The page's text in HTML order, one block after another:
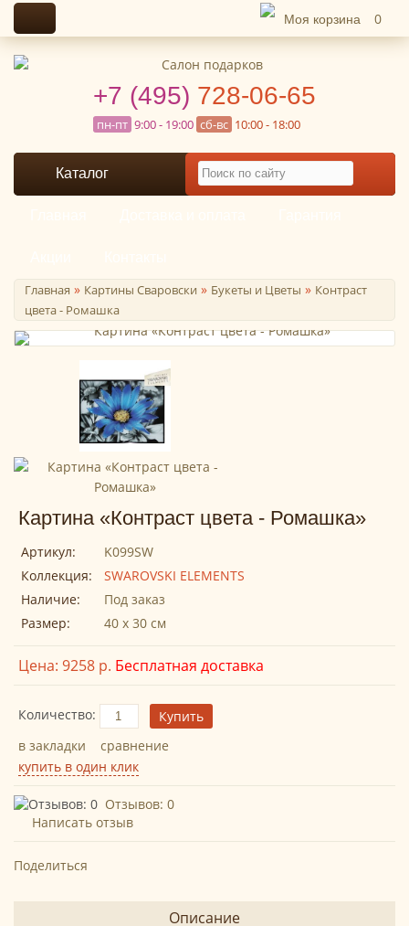
+7 (495) 728-06-65
пн-пт 9:00 - 19:00 сб-вс 10:00 - 18:00
Моя корзина 0
Каталог
Главная » Картины Сваровски » Букеты и Цветы » Контраст
цвета - Ромашка
Картина «Контраст цвета - Ромашка»
Артикул:
K099SW
Коллекция:
SWAROVSKI ELEMENTS
Наличие:
Под заказ
Размер:
40 х 30 см
Цена: 9258 р. Бесплатная доставка
Количество:
в закладки
сравнение
Отзывов: 0
Написать отзыв
Поделиться
Описание